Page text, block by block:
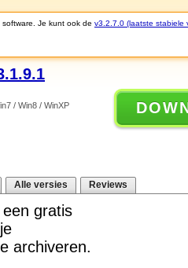
Je kunt ook de v3.2.7.0 (laatste stabiele
/ Win8 / WinXP
Alle versies Reviews
een gratis
archiveren.